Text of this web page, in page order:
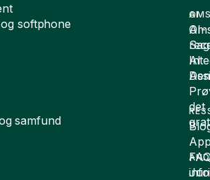
softphone
samfund
AI
AI-
AI
det